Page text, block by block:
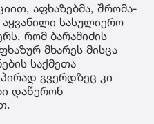
აფხაზებმა, შრომა-
აყვანილი სასულიერო
რომ ბარამიძის
მხარეს მისცა
საქმეთა
გვერდზეც კი
დაწერონ